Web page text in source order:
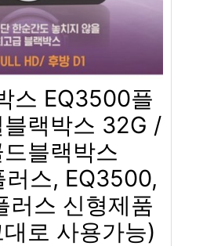
스 EQ3500플
랙박스 32G /
블랙박스
스, EQ3500,
러스 신형제품
로 사용가능)